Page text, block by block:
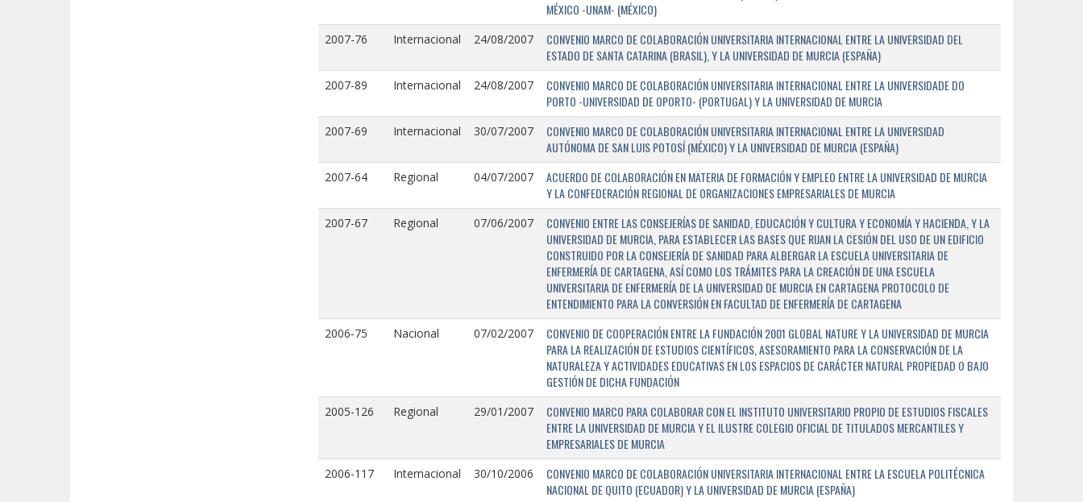
MÉXICO -UNAM- (MÉXICO)
2007-76 Internacional 24/08/2007
CONVENIO MARCO DE COLABORACIÓN UNIVERSITARIA INTERNACIONAL ENTRE LA UNIVERSIDAD DEL
ESTADO DE SANTA CATARINA (BRASIL), Y LA UNIVERSIDAD DE MURCIA (ESPAÑA)
2007-89 Internacional 24/08/2007
CONVENIO MARCO DE COLABORACIÓN UNIVERSITARIA INTERNACIONAL ENTRE LA UNIVERSIDADE DO
PORTO -UNIVERSIDAD DE OPORTO- (PORTUGAL) Y LA UNIVERSIDAD DE MURCIA
2007-69 Internacional 30/07/2007
CONVENIO MARCO DE COLABORACIÓN UNIVERSITARIA INTERNACIONAL ENTRE LA UNIVERSIDAD
AUTÓNOMA DE SAN LUIS POTOSÍ (MÉXICO) Y LA UNIVERSIDAD DE MURCIA (ESPAÑA)
2007-64 Regional 04/07/2007
ACUERDO DE COLABORACIÓN EN MATERIA DE FORMACIÓN Y EMPLEO ENTRE LA UNIVERSIDAD DE MURCIA
Y LA CONFEDERACIÓN REGIONAL DE ORGANIZACIONES EMPRESARIALES DE MURCIA
2007-67 Regional 07/06/2007
CONVENIO ENTRE LAS CONSEJERÍAS DE SANIDAD, EDUCACIÓN Y CULTURA Y ECONOMÍA Y HACIENDA, Y LA
UNIVERSIDAD DE MURCIA, PARA ESTABLECER LAS BASES QUE RIJAN LA CESIÓN DEL USO DE UN EDIFICIO
CONSTRUIDO POR LA CONSEJERÍA DE SANIDAD PARA ALBERGAR LA ESCUELA UNIVERSITARIA DE
ENFERMERÍA DE CARTAGENA, ASÍ COMO LOS TRÁMITES PARA LA CREACIÓN DE UNA ESCUELA
UNIVERSITARIA DE ENFERMERÍA DE LA UNIVERSIDAD DE MURCIA EN CARTAGENA PROTOCOLO DE
ENTENDIMIENTO PARA LA CONVERSIÓN EN FACULTAD DE ENFERMERÍA DE CARTAGENA
2006-75 Nacional 07/02/2007
CONVENIO DE COOPERACIÓN ENTRE LA FUNDACIÓN 2001 GLOBAL NATURE Y LA UNIVERSIDAD DE MURCIA
PARA LA REALIZACIÓN DE ESTUDIOS CIENTÍFICOS, ASESORAMIENTO PARA LA CONSERVACIÓN DE LA
NATURALEZA Y ACTIVIDADES EDUCATIVAS EN LOS ESPACIOS DE CARÁCTER NATURAL PROPIEDAD O BAJO
GESTIÓN DE DICHA FUNDACIÓN
2005-126 Regional 29/01/2007
CONVENIO MARCO PARA COLABORAR CON EL INSTITUTO UNIVERSITARIO PROPIO DE ESTUDIOS FISCALES
ENTRE LA UNIVERSIDAD DE MURCIA Y EL ILUSTRE COLEGIO OFICIAL DE TITULADOS MERCANTILES Y
EMPRESARIALES DE MURCIA
2006-117 Internacional 30/10/2006
CONVENIO MARCO DE COLABORACIÓN UNIVERSITARIA INTERNACIONAL ENTRE LA ESCUELA POLITÉCNICA
NACIONAL DE QUITO (ECUADOR) Y LA UNIVERSIDAD DE MURCIA (ESPAÑA)